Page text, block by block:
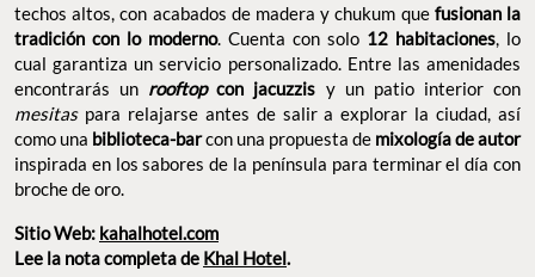
techos altos, con acabados de madera y chukum que fusionan la
tradición con lo moderno. Cuenta con solo 12 habitaciones, lo
cual garantiza un servicio personalizado. Entre las amenidades
encontrarás un rooftopcon jacuzzis y un patio interior con
mesitas para relajarse antes de salir a explorar la ciudad, así
como una biblioteca-barcon una propuesta de mixología de autor
inspirada en los sabores de la península para terminar el día con
broche de oro.
Sitio Web: kahalhotel.com
Lee la nota completa de Khal Hotel.